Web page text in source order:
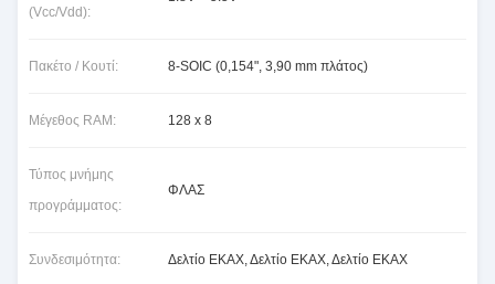
(Vcc/Vdd):
Πακέτο / Κουτί: 8-SOIC (0,154", 3,90 mm πλάτος)
Μέγεθος RAM: 128 x 8
Τύπος μνήμης
προγράμματος:
ΦΛΑΣ
Συνδεσιμότητα: Δελτίο ΕΚΑΧ, Δελτίο ΕΚΑΧ, Δελτίο ΕΚΑΧ